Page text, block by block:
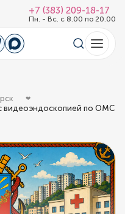
+7 (383) 209-18-17
Пн. - Вс. с 8.00 по 20.00
видеоэндоскопией по ОМС